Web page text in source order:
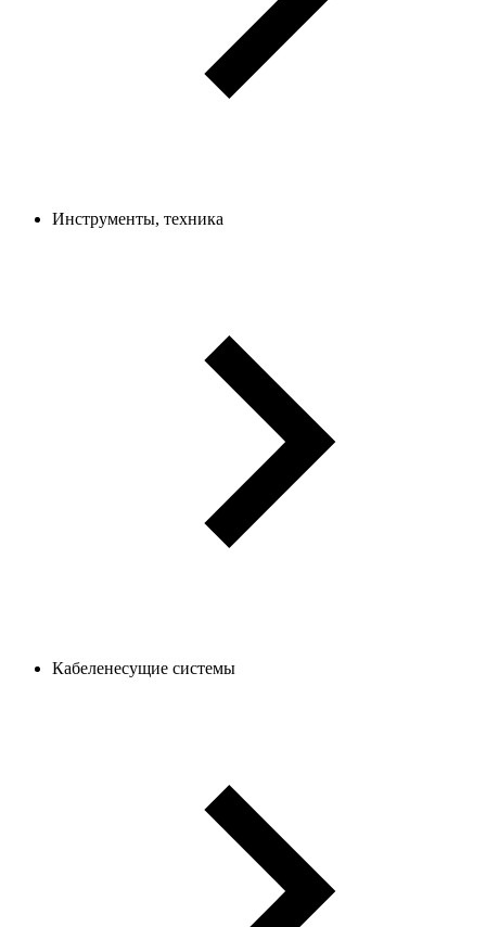
Инструменты, техника
Кабеленесущие системы